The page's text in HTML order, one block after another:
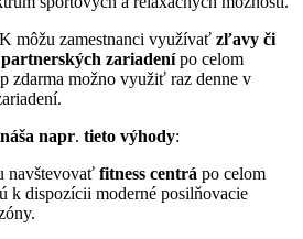
môžu zamestnanci využívať zľavy či
zariadenípo celom
zdarma možno využiť raz denne v
napr. tieto výhody:
navštevovať fitness centrá po celom
k dispozícii moderné posilňovacie